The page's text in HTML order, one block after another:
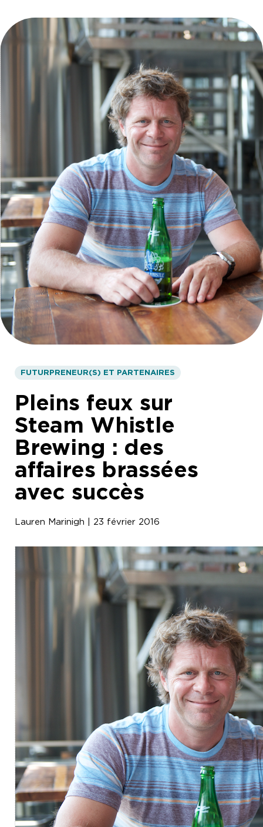
FUTURPRENEUR(S) ET PARTENAIRES
Pleins feux sur
Steam Whistle
Brewing : des
affaires brassées
avec succès
Lauren Marinigh | 23 février 2016